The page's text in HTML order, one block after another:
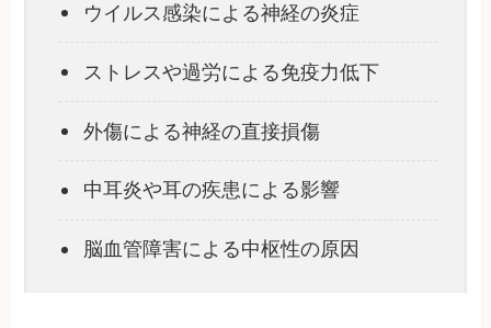
ウイルス感染による神経の炎症
ストレスや過労による免疫力低下
外傷による神経の直接損傷
中耳炎や耳の疾患による影響
脳血管障害による中枢性の原因